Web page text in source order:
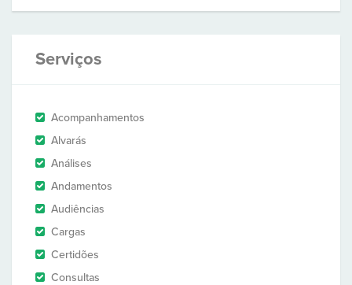
Serviços
Acompanhamentos
Alvarás
Análises
Andamentos
Audiências
Cargas
Certidões
Consultas